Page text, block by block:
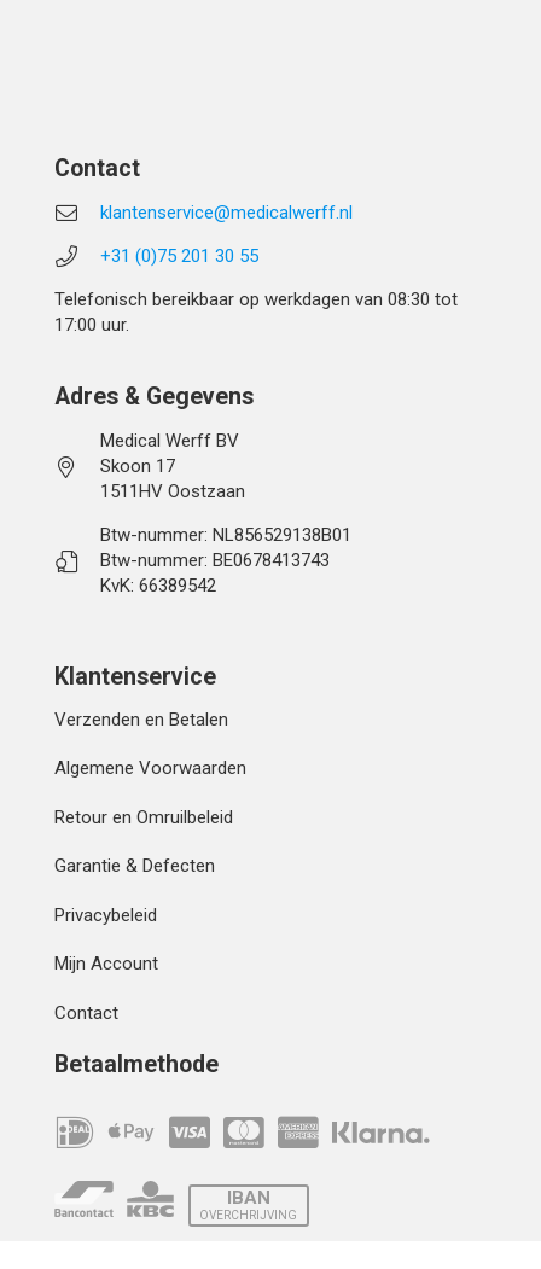
Contact
klantenservice@medicalwerff.nl
+31 (0)75 201 30 55
Telefonisch bereikbaar op werkdagen van 08:30 tot
17:00 uur.
Adres & Gegevens
Medical Werff BV
Skoon 17
1511HV Oostzaan
Btw-nummer: NL856529138B01
Btw-nummer: BE0678413743
KvK: 66389542
Klantenservice
Verzenden en Betalen
Algemene Voorwaarden
Retour en Omruilbeleid
Garantie & Defecten
Privacybeleid
Mijn Account
Contact
Betaalmethode
IBAN
OVERCHRIJVING